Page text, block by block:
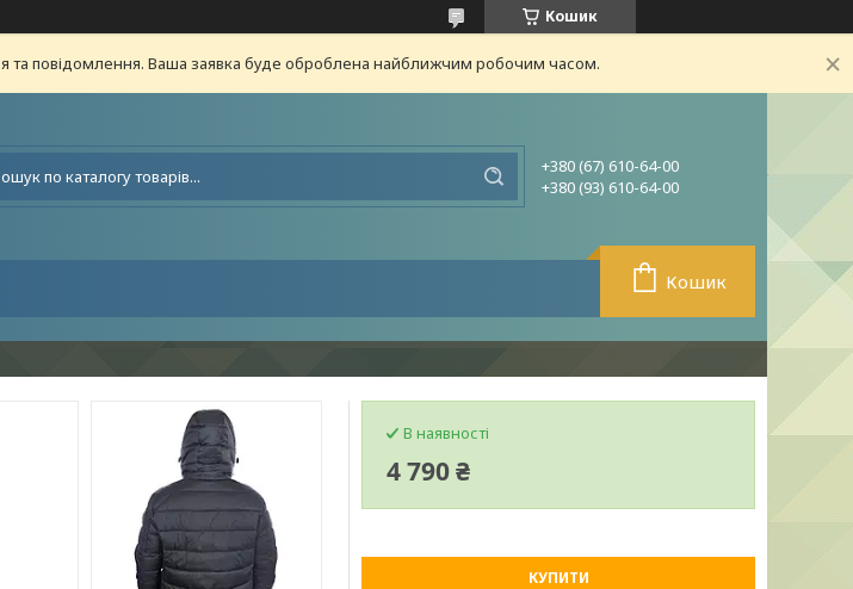
Кошик
та повідомлення. Ваша заявка буде оброблена найближчим робочим часом.
+380 (67) 610-64-00
+380 (93) 610-64-00
Кошик
В наявності
4 790 ₴
КУПИТИ